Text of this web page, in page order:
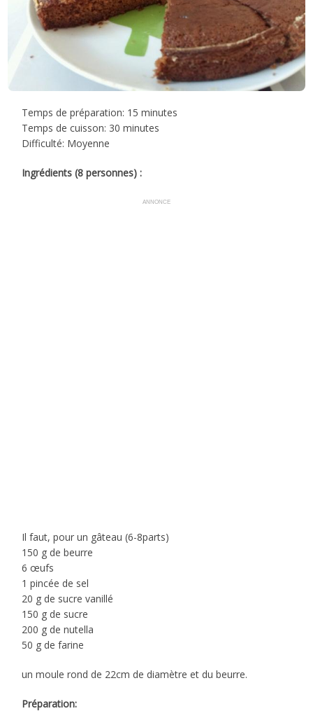
Temps de préparation: 15 minutes
Temps de cuisson: 30 minutes
Difficulté: Moyenne
Ingrédients (8 personnes) :
ANNONCE
Il faut, pour un gâteau (6-8parts)
150 g de beurre
6 œufs
1 pincée de sel
20 g de sucre vanillé
150 g de sucre
200 g de nutella
50 g de farine
un moule rond de 22cm de diamètre et du beurre.
Préparation: